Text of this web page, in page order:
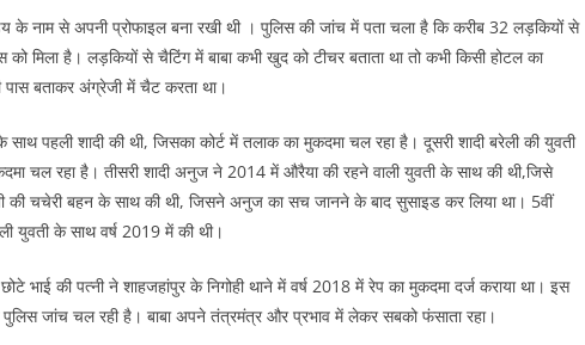
के नाम से अपनी प्रोफाइल बना रखी थी । पुलिस की जांच में पता चला है कि करीब 32 लड़कियों से
मिला है। लड़कियों से चैटिंग में बाबा कभी खुद को टीचर बताता था तो कभी किसी होटल का
बताकर अंग्रेजी में चैट करता था।
पहली शादी की थी, जिसका कोर्ट में तलाक का मुकदमा चल रहा है। दूसरी शादी बरेली की युवती
चल रहा है। तीसरी शादी अनुज ने 2014 में औरैया की रहने वाली युवती के साथ की थी,जिसे
की चचेरी बहन के साथ की थी, जिसने अनुज का सच जानने के बाद सुसाइड कर लिया था। 5वीं
युवती के साथ वर्ष 2019 में की थी।
भाई की पत्नी ने शाहजहांपुर के निगोही थाने में वर्ष 2018 में रेप का मुकदमा दर्ज कराया था। इस
पुलिस जांच चल रही है। बाबा अपने तंत्रमंत्र और प्रभाव में लेकर सबको फंसाता रहा।